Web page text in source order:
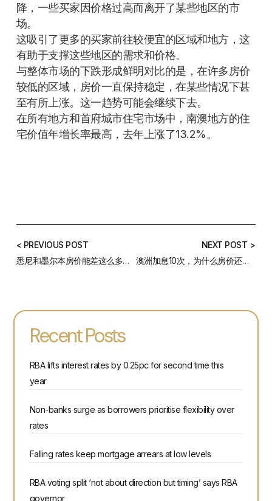
降，一些买家因价格过高而离开了某些地区的市
场。
这吸引了更多的买家前往较便宜的区域和地方，这
有助于支撑这些地区的需求和价格。
与整体市场的下跌形成鲜明对比的是，在许多房价
较低的区域，房价一直保持稳定，在某些情况下甚
至有所上涨。这一趋势可能会继续下去。
在所有地方和首府城市住宅市场中，南澳地方的住
宅价值年增长率最高，去年上涨了13.2%。
< PREVIOUS POST
悉尼和墨尔本房价能差这么多，究竟是为什么？
NEXT POST >
澳洲加息10次，为什么房价还在上涨？
Recent Posts
RBA lifts interest rates by 0.25pc for second time this
year
Non-banks surge as borrowers prioritise flexibility over
rates
Falling rates keep mortgage arrears at low levels
RBA voting split ‘not about direction but timing’ says RBA
governor